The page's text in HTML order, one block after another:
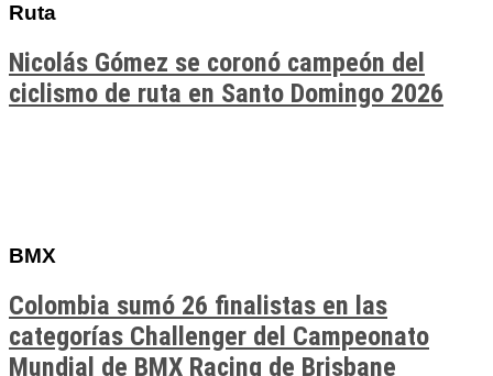
Ruta
Nicolás Gómez se coronó campeón del
ciclismo de ruta en Santo Domingo 2026
BMX
Colombia sumó 26 finalistas en las
categorías Challenger del Campeonato
Mundial de BMX Racing de Brisbane